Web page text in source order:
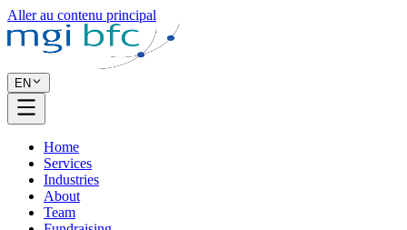
Aller au contenu principal
EN
Home
Services
Industries
About
Team